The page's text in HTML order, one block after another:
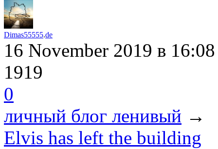
Dimas55555.de
16 November 2019 в 16:08
1919
0
личный блог ленивый →
Elvis has left the building